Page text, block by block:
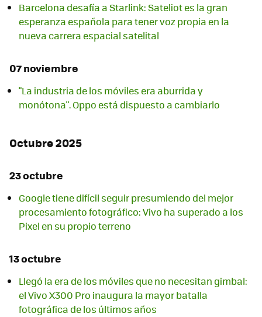
Barcelona desafía a Starlink: Sateliot es la gran
esperanza española para tener voz propia en la
nueva carrera espacial satelital
07 noviembre
"La industria de los móviles era aburrida y
monótona". Oppo está dispuesto a cambiarlo
Octubre 2025
23 octubre
Google tiene difícil seguir presumiendo del mejor
procesamiento fotográfico: Vivo ha superado a los
Pixel en su propio terreno
13 octubre
Llegó la era de los móviles que no necesitan gimbal:
el Vivo X300 Pro inaugura la mayor batalla
fotográfica de los últimos años